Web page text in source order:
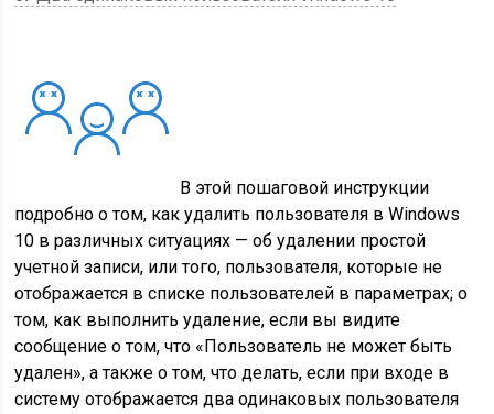
В этой пошаговой инструкции
подробно о том, как удалить пользователя в Windows
10 в различных ситуациях — об удалении простой
учетной записи, или того, пользователя, которые не
отображается в списке пользователей в параметрах; о
том, как выполнить удаление, если вы видите
сообщение о том, что «Пользователь не может быть
удален», а также о том, что делать, если при входе в
систему отображается два одинаковых пользователя